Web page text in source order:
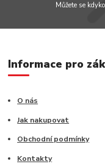
Můžete se
Informace pro
O nás
Jak nakupovat
Obchodní podmínky
Kontakty